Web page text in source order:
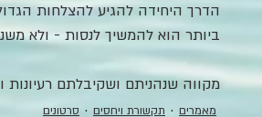
הדרך היחידה להגיע להצלחות
ביותר הוא להמשיך לנסות - ולא
מקווה שנהניתם ושקיבלתם
מאמרים תקשורת ויחסים סרטונים